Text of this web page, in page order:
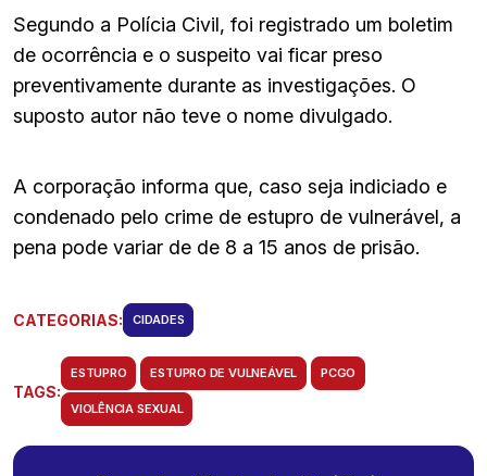
Segundo a Polícia Civil, foi registrado um boletim
de ocorrência e o suspeito vai ficar preso
preventivamente durante as investigações. O
suposto autor não teve o nome divulgado.
A corporação informa que, caso seja indiciado e
condenado pelo crime de estupro de vulnerável, a
pena pode variar de de 8 a 15 anos de prisão.
CATEGORIAS: CIDADES
TAGS:
ESTUPRO ESTUPRO DE VULNEÁVEL PCGO
VIOLÊNCIA SEXUAL